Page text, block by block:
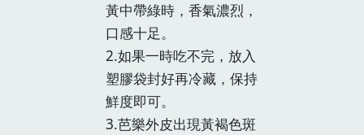
黃中帶綠時，香氣濃烈，
口感十足。
2.如果一時吃不完，放入
塑膠袋封好再冷藏，保持
鮮度即可。
3.芭樂外皮出現黃褐色斑